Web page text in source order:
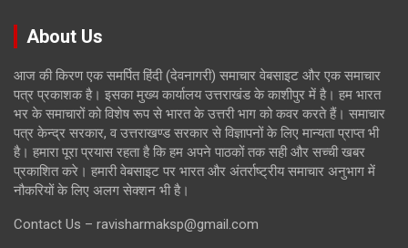
About Us
आज की किरण एक समर्पित हिंदी (देवनागरी) समाचार वेबसाइट और एक समाचार
पत्र प्रकाशक है। इसका मुख्य कार्यालय उत्तराखंड के काशीपुर में है। हम भारत
भर के समाचारों को विशेष रूप से भारत के उत्तरी भाग को कवर करते हैं। समाचार
पत्र केन्द्र सरकार, व उत्तराखण्ड सरकार से विज्ञापनों के लिए मान्यता प्राप्त भी
है। हमारा पूरा प्रयास रहता है कि हम अपने पाठकों तक सही और सच्ची खबर
प्रकाशित करे। हमारी वेबसाइट पर भारत और अंतर्राष्ट्रीय समाचार अनुभाग में
नौकरियों के लिए अलग सेक्शन भी है।
Contact Us – ravisharmaksp@gmail.com